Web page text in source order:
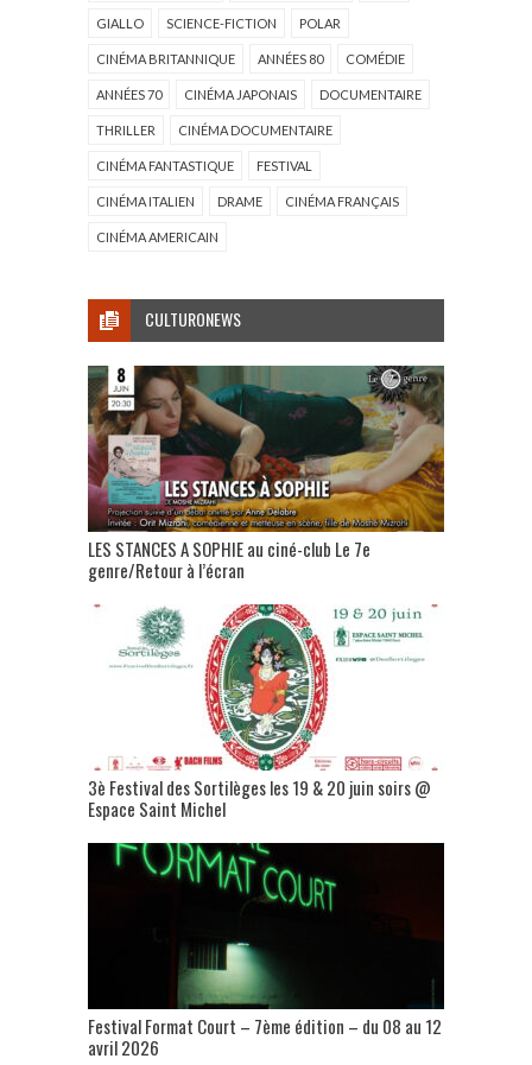
GIALLO SCIENCE-FICTION POLAR
CINÉMA BRITANNIQUE ANNÉES 80 COMÉDIE
ANNÉES 70 CINÉMA JAPONAIS DOCUMENTAIRE
THRILLER CINÉMA DOCUMENTAIRE
CINÉMA FANTASTIQUE FESTIVAL
CINÉMA ITALIEN DRAME CINÉMA FRANÇAIS
CINÉMA AMERICAIN
CULTURONEWS
LES STANCES A SOPHIE au ciné-club Le 7e
genre/Retour à l’écran
3è Festival des Sortilèges les 19 & 20 juin soirs @
Espace Saint Michel
Festival Format Court – 7ème édition – du 08 au 12
avril 2026